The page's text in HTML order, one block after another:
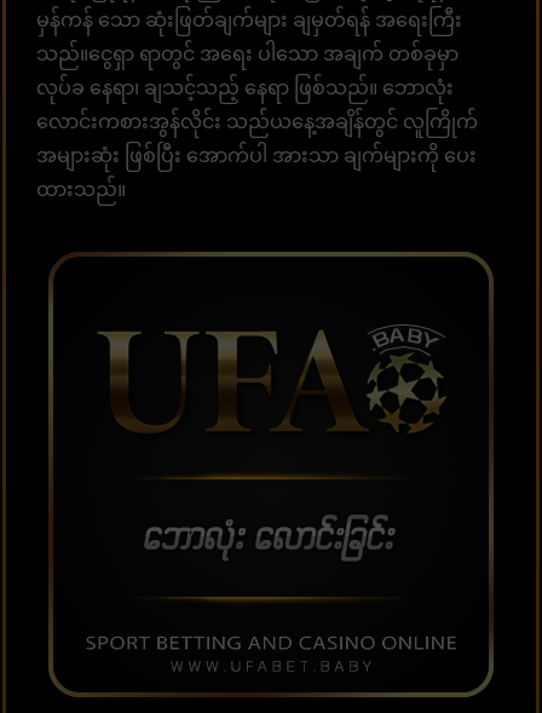
မှန်ကန် သော ဆုံးဖြတ်ချက်များ ချမှတ်ရန် အရေးကြီး
သည်။ငွေရှာ ရာတွင် အရေး ပါသော အချက် တစ်ခုမှာ
လုပ်ခ နေရာ၊ ချသင့်သည့် နေရာ ဖြစ်သည်။ ဘောလုံး
လောင်းကစားအွန်လိုင်း သည်ယနေ့အချိန်တွင် လူကြိုက်
အများဆုံး ဖြစ်ပြီး အောက်ပါ အားသာ ချက်များကို ပေး
ထားသည်။